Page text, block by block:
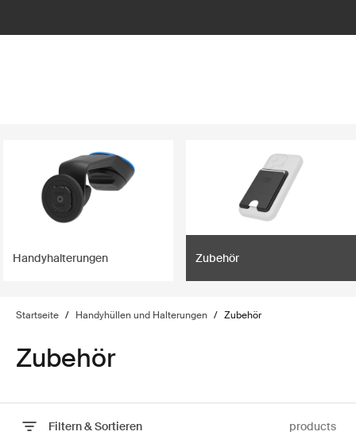
Handyhalterungen Zubehör
Startseite / Handyhüllen und Halterungen / Zubehör
Zubehör
Filtern & Sortieren products